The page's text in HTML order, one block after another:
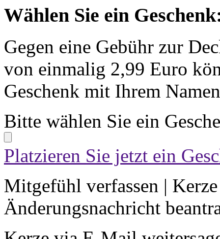
Wählen Sie ein
Gegen eine Gebühr zur
von einmalig 2,99 Euro
Geschenk mit Ihrem
Bitte wählen Sie ein
Platzieren Sie jetzt ein
Mitgefühl verfassen |
Änderungsnachricht